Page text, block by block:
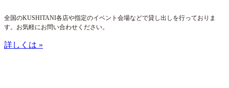
全国のKUSHITANI各店や指定のイベント会場などで貸し出しを行っておりま
す。お気軽にお問い合わせください。
詳しくは »